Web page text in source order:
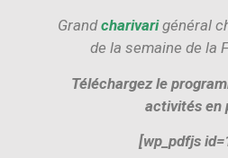
Grandcharivari général
de la semaine de la
Téléchargez le
activités en
[wp_pdfjs